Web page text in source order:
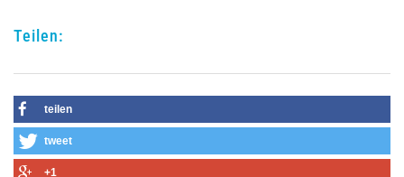
Teilen:
teilen
tweet
+1